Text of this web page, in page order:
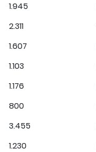
1.945
2.311
1.607
1.103
1.176
800
3.455
1.230